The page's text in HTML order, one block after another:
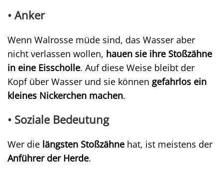
• Anker
Wenn Walrosse müde sind, das Wasser aber
nicht verlassen wollen, hauen sie ihre Stoßzähne
in eine Eisscholle. Auf diese Weise bleibt der
Kopf über Wasser und sie können gefahrlos ein
kleines Nickerchen machen.
• Soziale Bedeutung
Wer die längsten Stoßzähne hat, ist meistens der
Anführer der Herde.